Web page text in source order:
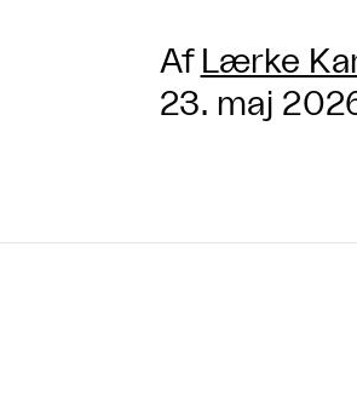
Af Lærke
23. maj